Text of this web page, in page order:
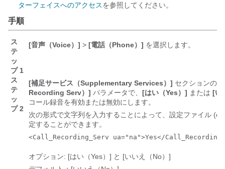
ターフェイスへのアクセスを参照してください。
手順
ス
テ
ッ
プ 1
[音声（Voice）] > [電話（Phone）] を選択します。
ス
テ
ッ
プ 2
[補足サービス（Supplementary Services）] セクションの
Recording Serv）] パラメータで、 [はい（Yes）] または [い
コール録音を有効または無効にします。
次の形式で文字列を入力することによって、設定ファイル
定することができます。
<Call_Recording_Serv ua="na">Yes</
オプション: [はい（Yes）] と [いいえ（No）]